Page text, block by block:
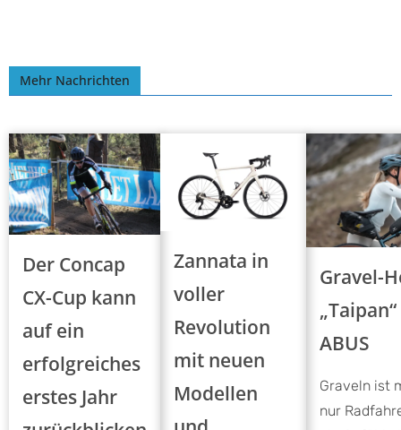
Mehr Nachrichten
Der Concap
CX-Cup kann
auf ein
erfolgreiches
erstes Jahr
Zannata in
voller
Revolution
mit neuen
Modellen
Gravel-
ABUS
Graveln ist
nur